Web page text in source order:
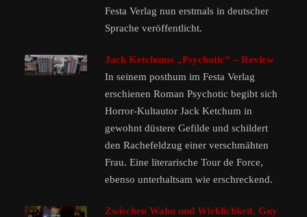
Festa Verlag nun erstmals in deutscher
Sprache veröffentlicht.
Jack Ketchums „Psychotic“ – Review
In seinem posthum im Festa Verlag
erschienen Roman Psychotic begibt sich
Horror-Kultautor Jack Ketchum in
gewohnt düstere Gefilde und schildert
den Rachefeldzug einer verschmähten
Frau. Eine literarische Tour de Force,
ebenso unterhaltsam wie erschreckend.
Zwischen Wahn und Wirklichkeit. Guy